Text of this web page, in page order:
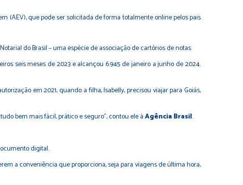
(AEV), que pode ser solicitada de forma totalmente online pelos pais
do Brasil – uma espécie de associação de cartórios de notas.
seis meses de 2023 e alcançou 6.945 de janeiro a junho de 2024.
em 2021, quando a filha, Isabelly, precisou viajar para Goiás,
bem mais fácil, prático e seguro”, contou ele àAgência Brasil.
digital.
a conveniência que proporciona, seja para viagens de última hora,